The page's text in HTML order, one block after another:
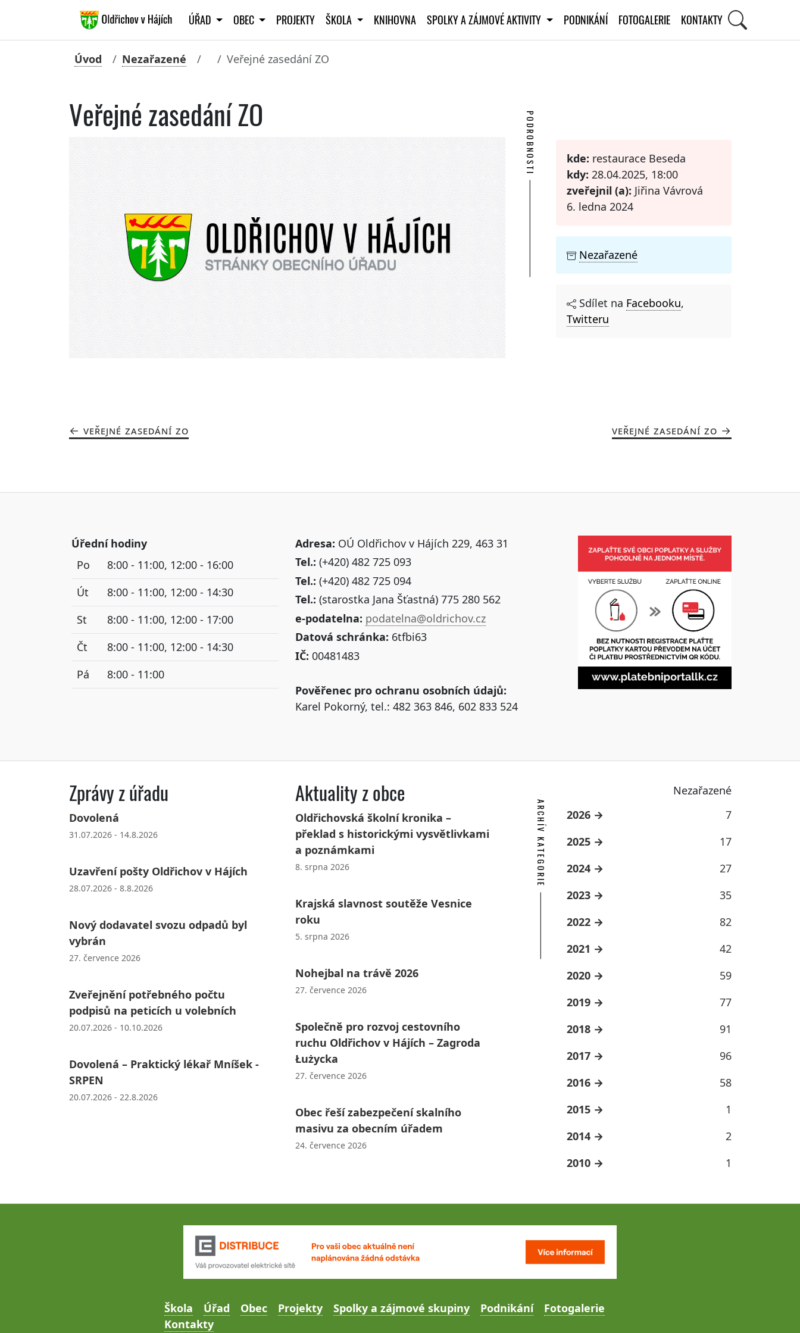
ÚŘAD OBEC PROJEKTY ŠKOLA KNIHOVNA SPOLKY A ZÁJMOVÉ AKTIVITY PODNIKÁNÍ FOTOGALERIE KONTAKTY
Úvod Nezařazené Veřejné zasedání ZO
Veřejné zasedání ZO PODROBNOSTI kde: restaurace Beseda
kdy: 28.04.2025, 18:00
zveřejnil (a): Jiřina Vávrová
6. ledna 2024
Nezařazené
Sdílet na Facebooku,
Twitteru
VEŘEJNÉ ZASEDÁNÍ ZO VEŘEJNÉ ZASEDÁNÍ ZO
Úřední hodiny
Po
8:00 - 11:00, 12:00 - 16:00
Út
8:00 - 11:00, 12:00 - 14:30
St
8:00 - 11:00, 12:00 - 17:00
Čt
8:00 - 11:00, 12:00 - 14:30
Pá
8:00 - 11:00
Adresa: OÚ Oldřichov v Hájích 229, 463 31
Tel.: (+420) 482 725 093
Tel.: (+420) 482 725 094
Tel.: (starostka Jana Šťastná) 775 280 562
e-podatelna: podatelna@oldrichov.cz
Datová schránka: 6tfbi63
IČ: 00481483
Pověřenec pro ochranu osobních údajů:
Karel Pokorný, tel.: 482 363 846, 602 833 524
Zprávy z úřadu
Dovolená
31.07.2026 - 14.8.2026
Uzavření pošty Oldřichov v Hájích
28.07.2026 - 8.8.2026
Nový dodavatel svozu odpadů byl
vybrán
27. července 2026
Zveřejnění potřebného počtu
podpisů na peticích u volebních
20.07.2026 - 10.10.2026
Dovolená – Praktický lékař Mníšek -
SRPEN
20.07.2026 - 22.8.2026
Aktuality z obce
Oldřichovská školní kronika –
překlad s historickými vysvětlivkami
a poznámkami
8. srpna 2026
Krajská slavnost soutěže Vesnice
roku
5. srpna 2026
Nohejbal na trávě 2026
27. července 2026
Společně pro rozvoj cestovního
ruchu Oldřichov v Hájích – Zagroda
Łużycka
27. července 2026
Obec řeší zabezpečení skalního
masivu za obecním úřadem
24. července 2026
Nezařazené
ARCHÍV KATEGORIE 2026
7
2025
17
2024
27
2023
35
2022
82
2021
42
2020
59
2019
77
2018
91
2017
96
2016
58
2015
1
2014
2
2010
1
Škola Úřad Obec Projekty Spolky a zájmové skupiny Podnikání
Fotogalerie
Kontakty